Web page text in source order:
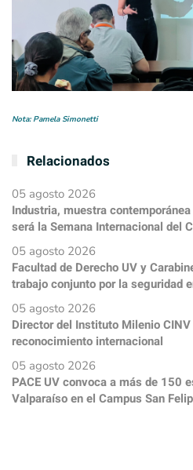
Nota: Pamela Simonetti
Relacionados
05 agosto 2026
Industria, muestra
será la Semana Internacional del
05 agosto 2026
Facultad de Derecho UV y
trabajo conjunto por la seguridad
05 agosto 2026
Director del Instituto Milenio
reconocimiento internacional
05 agosto 2026
PACE UV convoca a más de 150
Valparaíso en el Campus San